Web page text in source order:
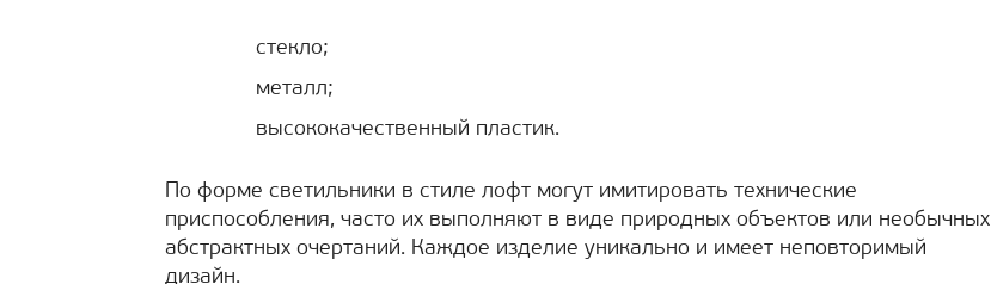
стекло;
металл;
высококачественный пластик.
По форме светильники в стиле лофт могут имитировать технические
приспособления, часто их выполняют в виде природных объектов или необычных
абстрактных очертаний. Каждое изделие уникально и имеет неповторимый
дизайн.